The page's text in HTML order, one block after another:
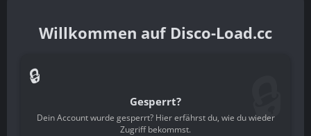
Disco-Load.cc
🔒
Gesperrt?
Dein Account wurde gesperrt? Hier erfährst du, wie du wieder
Zugriff bekommst.
🔒